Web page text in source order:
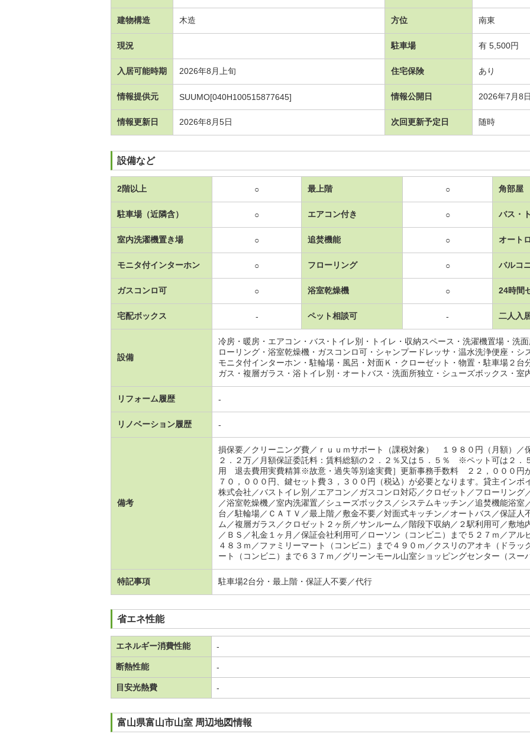
建物構造 木造 方位 南東
現況 駐車場 有 5,500円
入居可能時期 2026年8月上旬 住宅保険 あり
情報提供元 SUUMO[040H100515877645] 情報公開日 2026年7月8日
情報更新日 2026年8月5日 次回更新予定日 随時
設備など
2階以上 ○ 最上階 ○ 角部屋
駐車場（近隣含） ○ エアコン付き ○ バス・
室内洗濯機置き場 ○ 追焚機能 ○ オート
モニタ付インターホン ○ フローリング ○ バルコ
ガスコンロ可 ○ 浴室乾燥機 ○ 24時間
宅配ボックス - ペット相談可 - 二人入
設備
冷房・暖房・エアコン・バス･トイレ別・トイレ・収納スペース・洗濯機置場・洗
ローリング・浴室乾燥機・ガスコンロ可・シャンプードレッサ・温水洗浄便座・シ
モニタ付インターホン・駐輪場・風呂・対面Ｋ・クローゼット・物置・駐車場２台
ガス・複層ガラス・浴トイレ別・オートバス・洗面所独立・シューズボックス・室
リフォーム履歴 -
リノベーション履歴 -
備考
損保要／クリーニング費／ｒｕｕｍサポート（課税対象） １９８０円（月額）／
２．２万／月額保証委託料：賃料総額の２．２％又は５．５％ ※ペット可は２．
用 退去費用実費精算※故意・過失等別途実費］更新事務手数料 ２２，０００円
７０，０００円、鍵セット費３，３００円（税込）が必要となります。貸主イン
株式会社／バストイレ別／エアコン／ガスコンロ対応／クロゼット／フローリング
／浴室乾燥機／室内洗濯置／シューズボックス／システムキッチン／追焚機能浴
台／駐輪場／ＣＡＴＶ／最上階／敷金不要／対面式キッチン／オートバス／保証人
ム／複層ガラス／クロゼット２ヶ所／サンルーム／階段下収納／２駅利用可／敷地
／ＢＳ／礼金１ヶ月／保証会社利用可／ローソン（コンビニ）まで５２７ｍ／ア
４８３ｍ／ファミリーマート（コンビニ）まで４９０ｍ／クスリのアオキ（ドラッ
ート（コンビニ）まで６３７ｍ／グリーンモール山室ショッピングセンター（スー
特記事項 駐車場2台分・最上階・保証人不要／代行
省エネ性能
エネルギー消費性能 -
断熱性能 -
目安光熱費 -
富山県富山市山室 周辺地図情報